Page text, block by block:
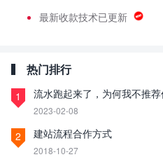
最新收款技术已更新
热门排行
1 流水跑起来了，为何我不推
2023-02-08
2 建站流程合作方式
2018-10-27